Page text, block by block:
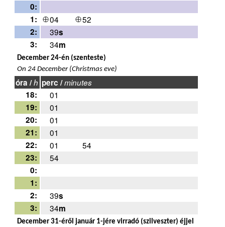
0:
1:
04
52
2:
39s
3:
34m
December 24-én (szenteste)
On 24 December (Christmas eve)
óra /h perc /minutes
18:
01
19:
01
20:
01
21:
01
22:
01
54
23:
54
0:
1:
2:
39s
3:
34m
December 31-éről január 1-jére virradó (szilveszter) éjjel